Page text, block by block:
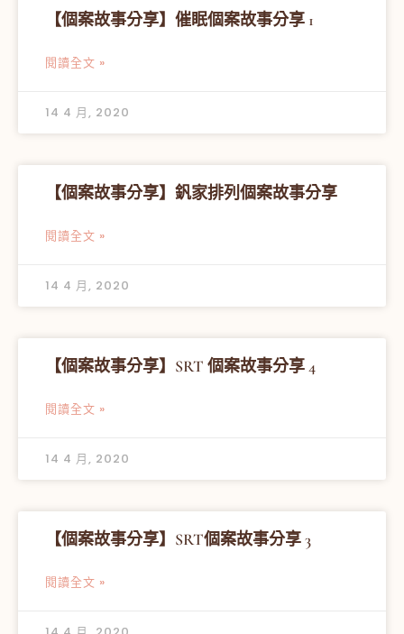
【個案故事分享】催眠個案故事分享 1
閱讀全文 »
14 4 月, 2020
【個案故事分享】釩家排列個案故事分享
閱讀全文 »
14 4 月, 2020
【個案故事分享】SRT 個案故事分享 4
閱讀全文 »
14 4 月, 2020
【個案故事分享】SRT個案故事分享 3
閱讀全文 »